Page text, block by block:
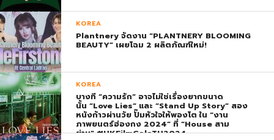
KOREA
Plantnery จัดงาน “PLANTNERY BLOOMING
BEAUTY” เผยโฉม 2 ผลิตภัณฑ์ใหม่!
KOREA
บางที “ความรัก” อาจไม่ใช่เรื่องยากขนาด
นั้น “Love Lies” และ “Stand Up Story” สอง
หนังก้าวผ่านวัย ปั๊มหัวใจให้พองโต ใน “งาน
ภาพยนตร์ฮ่องกง 2024” ที่ “House สาม
ย่าน” #HKFilmGalaTH2024